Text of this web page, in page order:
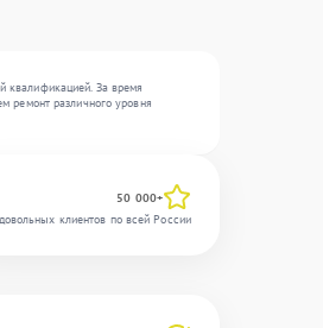
квалификацией. За время
ремонт различного уровня
50 000+
довольных клиентов по всей России